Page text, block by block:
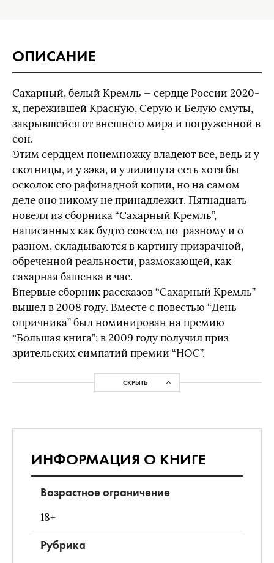
ОПИСАНИЕ
Сахарный, белый Кремль — сердце России 2020-
х, пережившей Красную, Серую и Белую смуты,
закрывшейся от внешнего мира и погруженной в
сон.
Этим сердцем понемножку владеют все, ведь и у
скотницы, и у зэка, и у лилипута есть хотя бы
осколок его рафинадной копии, но на самом
деле оно никому не принадлежит. Пятнадцать
новелл из сборника “Сахарный Кремль”,
написанных как будто совсем по-разному и о
разном, складываются в картину призрачной,
обреченной реальности, размокающей, как
сахарная башенка в чае.
Впервые сборник рассказов “Сахарный Кремль”
вышел в 2008 году. Вместе с повестью “День
опричника” был номинирован на премию
“Большая книга”; в 2009 году получил приз
зрительских симпатий премии “НОС”.
СКРЫТЬ
ИНФОРМАЦИЯ О КНИГЕ
Возрастное ограничение
18+
Рубрика